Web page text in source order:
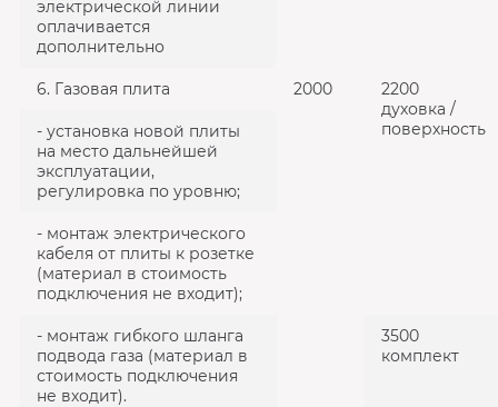
электрической линии
оплачивается
дополнительно
6. Газовая плита 2000
2200
духовка /
поверхность
- установка новой плиты
на место дальнейшей
эксплуатации,
регулировка по уровню;
- монтаж электрического
кабеля от плиты к розетке
(материал в стоимость
подключения не входит);
- монтаж гибкого шланга
подвода газа (материал в
стоимость подключения
не входит).
3500
комплект